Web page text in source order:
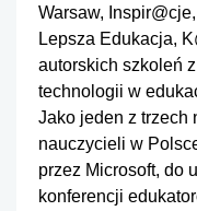
Warsaw,
Lepsza Edukacja,
autorskich szkoleń
technologii w
Jako jeden z trzech
nauczycieli w
przez Microsoft, do
konferencji